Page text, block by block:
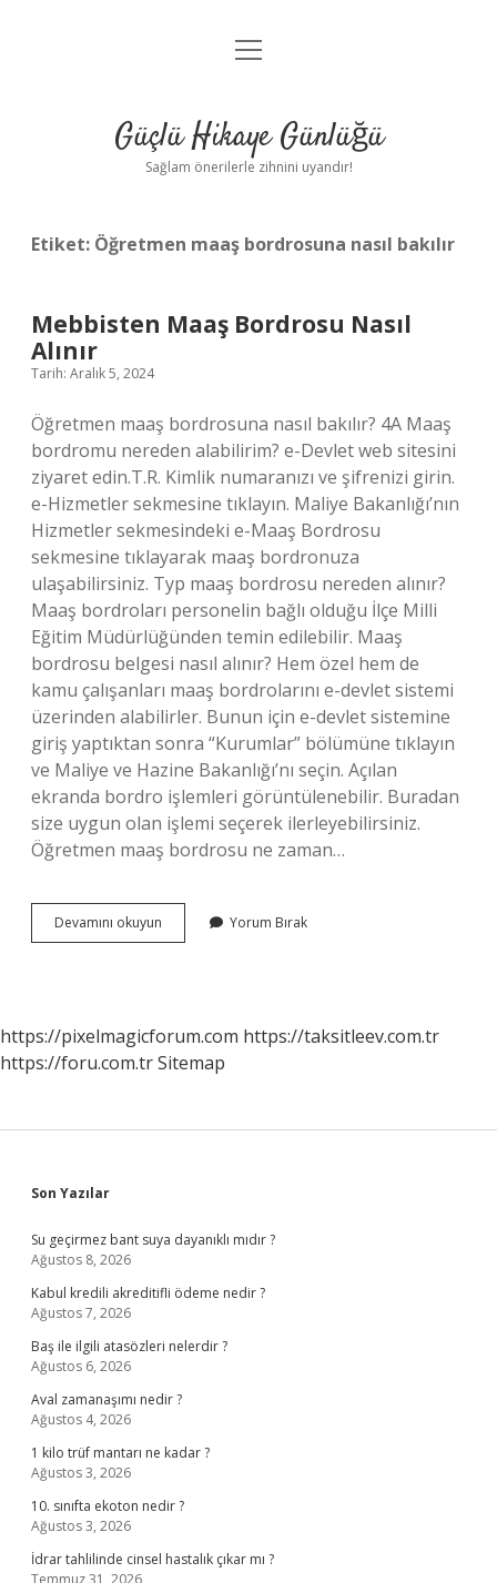
Anasayfa
Yasal Uyarı
menüyü
Güçlü Hikaye Günlüğü
Sağlam önerilerle zihnini uyandır!
Etiket: Öğretmen maaş bordrosuna nasıl bakılır
Mebbisten Maaş Bordrosu Nasıl
Alınır
Tarih: Aralık 5, 2024
Öğretmen maaş bordrosuna nasıl bakılır? 4A Maaş
bordromu nereden alabilirim? e-Devlet web sitesini
ziyaret edin.T.R. Kimlik numaranızı ve şifrenizi girin.
e-Hizmetler sekmesine tıklayın. Maliye Bakanlığı’nın
Hizmetler sekmesindeki e-Maaş Bordrosu
sekmesine tıklayarak maaş bordronuza
ulaşabilirsiniz. Typ maaş bordrosu nereden alınır?
Maaş bordroları personelin bağlı olduğu İlçe Milli
Eğitim Müdürlüğünden temin edilebilir. Maaş
bordrosu belgesi nasıl alınır? Hem özel hem de
kamu çalışanları maaş bordrolarını e-devlet sistemi
üzerinden alabilirler. Bunun için e-devlet sistemine
giriş yaptıktan sonra “Kurumlar” bölümüne tıklayın
ve Maliye ve Hazine Bakanlığı’nı seçin. Açılan
ekranda bordro işlemleri görüntülenebilir. Buradan
size uygun olan işlemi seçerek ilerleyebilirsiniz.
Öğretmen maaş bordrosu ne zaman…
Devamını okuyun Mebbisten
Maaş
Yorum Bırak
https://pixelmagicforum.com https://taksitleev.com.tr
https://foru.com.trSitemap
Sidebar
Son Yazılar
Su geçirmez bant suya dayanıklı mıdır ?
Ağustos 8, 2026
Kabul kredili akreditifli ödeme nedir ?
Ağustos 7, 2026
Baş ile ilgili atasözleri nelerdir ?
Ağustos 6, 2026
Aval zamanaşımı nedir ?
Ağustos 4, 2026
1 kilo trüf mantarı ne kadar ?
Ağustos 3, 2026
10. sınıfta ekoton nedir ?
Ağustos 3, 2026
İdrar tahlilinde cinsel hastalık çıkar mı ?
Temmuz 31, 2026